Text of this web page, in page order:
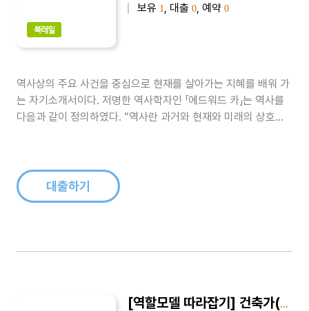
북레일
보유 1 , 대출 0 , 예약 0
역사상의 주요 사건을 중심으로 현재를 살아가는 지혜를 배워 가
는 자기소개서이다. 저명한 역사학자인 「에드워드 카」는 역사를
다음과 같이 정의하였다. “역사란 과거와 현재와 미래의 상호작
는지는 가늠이 가능하..
대출하기
[역할모델 따라잡기] 건축가(양진석)